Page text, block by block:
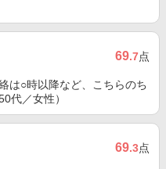
69.7点
は○時以降など、こちらのち
代／女性）
69.3点